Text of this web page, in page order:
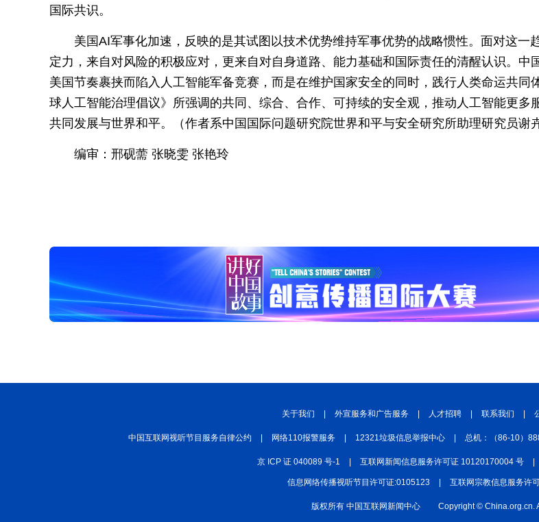
国际共识。
美国AI军事化加速，反映的是其试图以技术优势维持军事优势的战略惯性。面对这一
定力，来自对风险的积极应对，更来自对自身道路、能力基础和国际责任的清醒认识。中
美国节奏裹挟而陷入人工智能军备竞赛，而是在维护国家安全的同时，践行人类命运共同
球人工智能治理倡议》所强调的共同、综合、合作、可持续的安全观，推动人工智能更多
共同发展与世界和平。（作者系中国国际问题研究院世界和平与安全研究所助理研究员谢卉
编审：邢砚薷 张晓雯 张艳玲
关于我们 外宣服务和广告服务 人才招聘 联系我们
中国互联网视听节目服务自律公约 网络110报警服务 12321垃圾信息举报中心 总机：（86-10）
京 ICP 证 040089 号-1 互联网新闻信息服务许可证 10120170004 号
信息网络传播视听节目许可证:0105123 互联网宗教信息服务许
版权所有 中国互联网新闻中心 Copyright © China.org.cn.